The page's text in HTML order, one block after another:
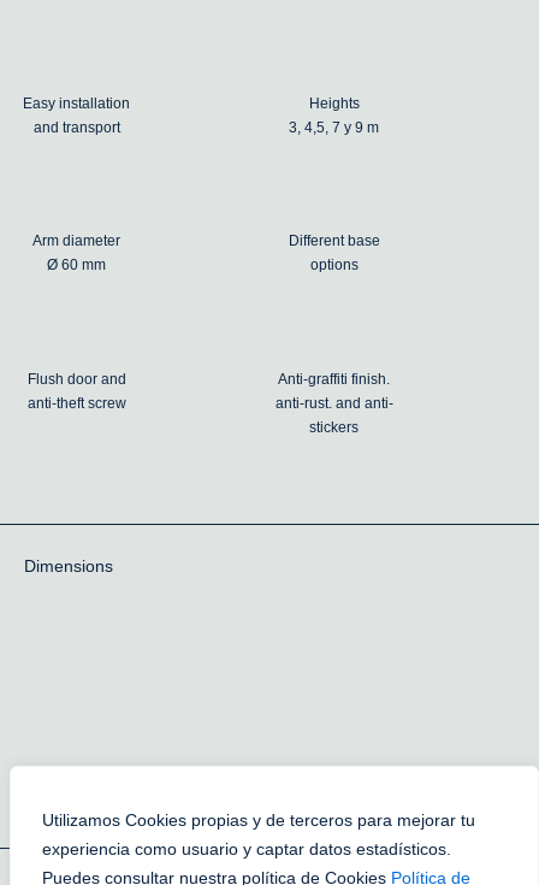
Utilizamos Cookies propias y de terceros para mejorar tu
experiencia como usuario y captar datos estadísticos.
Puedes consultar nuestra política de Cookies Política de
Easy installation
and transport
Heights
3, 4,5, 7 y 9 m
Arm diameter
Ø 60 mm
Different base
options
Flush door and
anti-theft screw
Anti-graffiti finish.
anti-rust. and anti-
stickers
Dimensions